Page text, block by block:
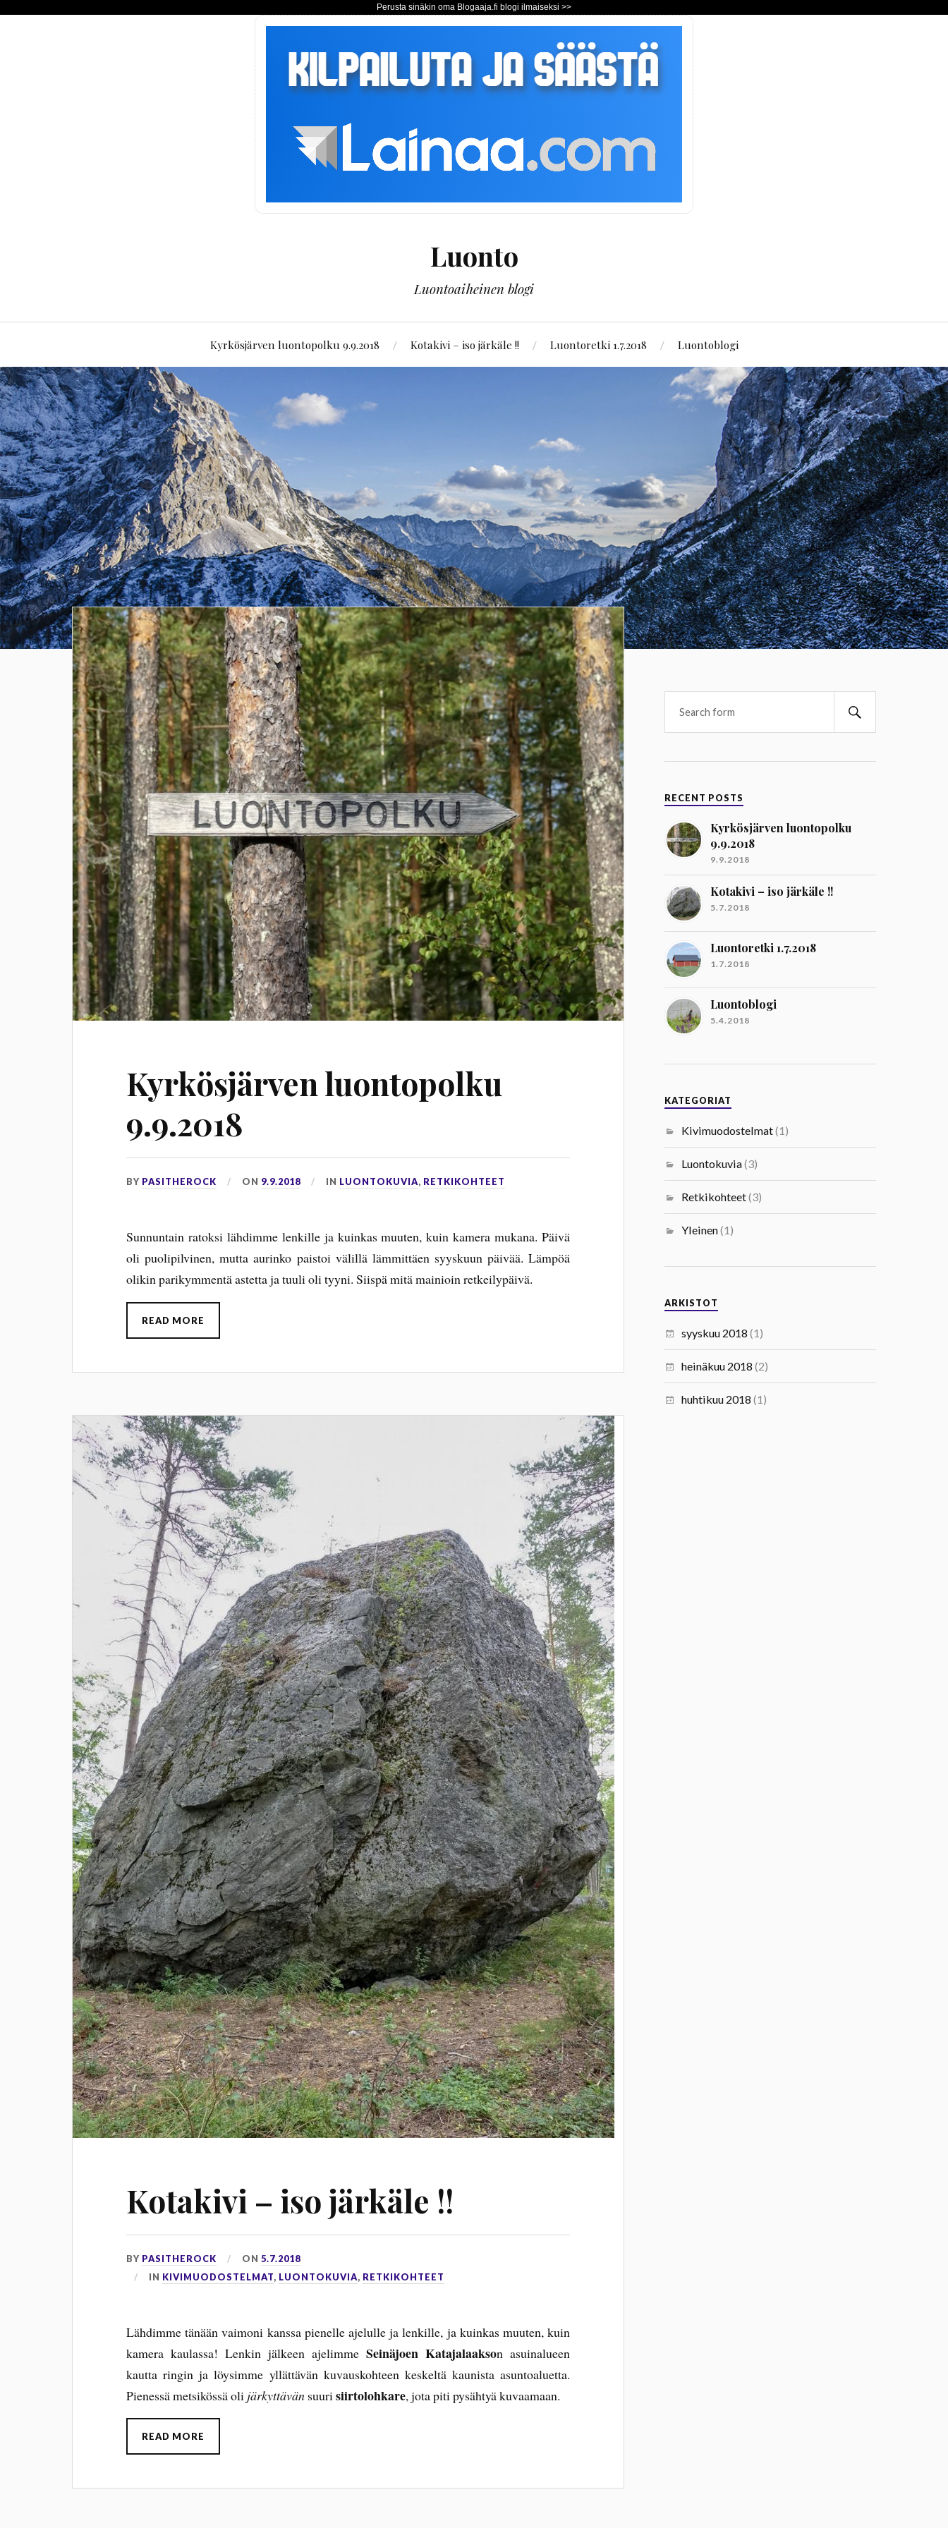
Perusta sinäkin oma Blogaaja.fi blogi ilmaiseksi >>
Luonto
Luontoaiheinen blogi
Kyrkösjärven luontopolku 9.9.2018 Kotakivi – iso järkäle !! Luontoretki 1.7.2018 Luontoblogi
Kyrkösjärven luontopolku
9.9.2018
BY PASITHEROCK ON 9.9.2018 IN LUONTOKUVIA, RETKIKOHTEET
Sunnuntain ratoksi lähdimme lenkille ja kuinkas muuten, kuin kamera mukana. Päivä
oli puolipilvinen, mutta aurinko paistoi välillä lämmittäen syyskuun päivää. Lämpöä
olikin parikymmentä astetta ja tuuli oli tyyni. Siispä mitä mainioin retkeilypäivä.
READ MORE
Kotakivi – iso järkäle !!
BY PASITHEROCK ON5.7.2018
IN KIVIMUODOSTELMAT, LUONTOKUVIA, RETKIKOHTEET
Lähdimme tänään vaimoni kanssa pienelle ajelulle ja lenkille, ja kuinkas muuten, kuin
kamera kaulassa! Lenkin jälkeen ajelimmeSeinäjoen Katajalaakson asuinalueen
kautta ringin ja löysimme yllättävän kuvauskohteen keskeltä kaunista asuntoaluetta.
Pienessä metsikössä oli järkyttävän suurisiirtolohkare, jota piti pysähtyä kuvaamaan.
READ MORE
RECENT POSTS
Kyrkösjärven luontopolku
9.9.2018
9.9.2018
Kotakivi – iso järkäle !!
5.7.2018
Luontoretki 1.7.2018
1.7.2018
Luontoblogi
5.4.2018
KATEGORIAT
Kivimuodostelmat(1)
Luontokuvia(3)
Retkikohteet(3)
Yleinen(1)
ARKISTOT
syyskuu 2018 (1)
heinäkuu 2018 (2)
huhtikuu 2018 (1)